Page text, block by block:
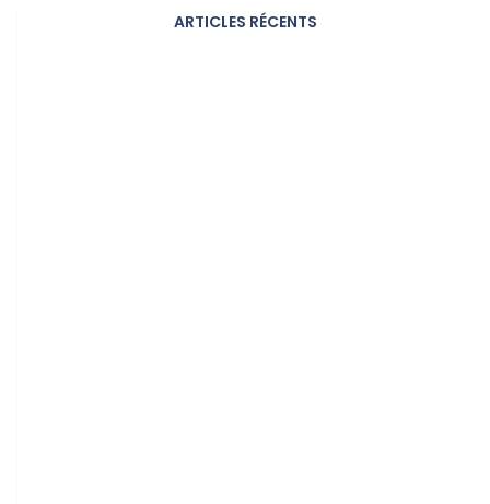
ARTICLES RÉCENTS